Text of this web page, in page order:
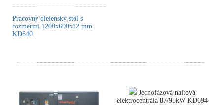
Pracovný dielenský stôl s
rozmermi 1200x600x12 mm
KD640
Jednofázová naftová
elektrocentrála 87/95kW KD694